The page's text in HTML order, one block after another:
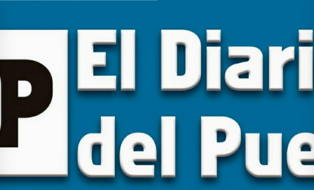
content
EL DIARIO DEL
PUEBLO